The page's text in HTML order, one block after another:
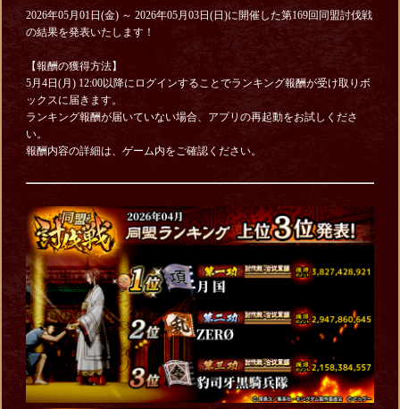
2026年05月01日(金) ～ 2026年05月03日(日)に開催した第169回同盟討伐戦
の結果を発表いたします！
【報酬の獲得方法】
5月4日(月) 12:00以降にログインすることでランキング報酬が受け取りボ
ックスに届きます。
ランキング報酬が届いていない場合、アプリの再起動をお試しくださ
い。
報酬内容の詳細は、ゲーム内をご確認ください。